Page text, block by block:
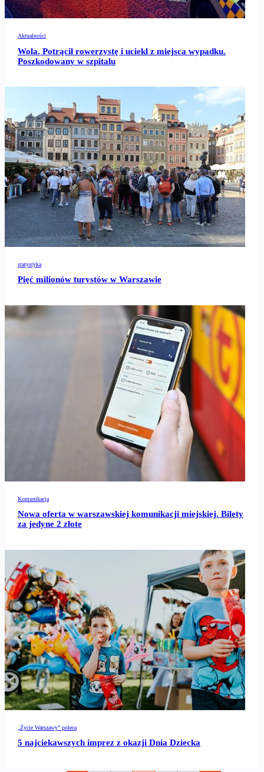
Aktualności
Wola. Potrącił rowerzystę i uciekł z miejsca wypadku.
Poszkodowany w szpitalu
statystyka
Pięć milionów turystów w Warszawie
Komunikacja
Nowa oferta w warszawskiej komunikacji miejskiej. Bilety
za jedyne 2 złote
„Życie Warszawy” poleca
5 najciekawszych imprez z okazji Dnia Dziecka